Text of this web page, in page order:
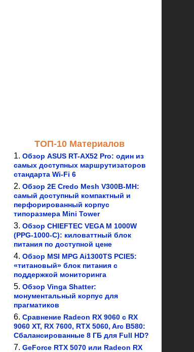
ТОП-10 Материалов
Обзор ASUS RT-AX52 Pro: один из
самых доступных маршрутизаторов
стандарта Wi-Fi 6
Обзор 2E Credo Mesh V300B-MH:
самый доступный компактный и
перфорированный корпус
типоразмера Mini Tower
Обзор CHIEFTEC VEGA M 1000W
(PPG-1000-C): киловаттный блок
питания по доступной цене
Обзор MSI MPG Ai1300TS PCIE5:
«титановый» блок питания с
поддержкой мониторинга
Обзор Vinga Shatter:
монументальный корпус для
прагматиков
Сравнение Radeon RX 9060 с RX
9060 XT, RX 7600, RTX 5060, Arc B580:
Сбалансированные 8 ГБ для Full HD?
GeForce RTX 5070 или Radeon RX